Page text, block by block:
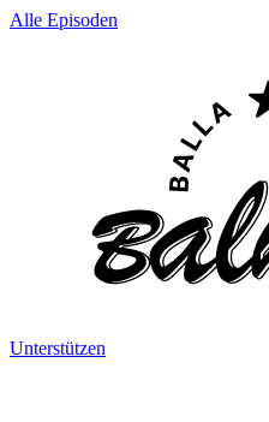
Alle Episoden
Unterstützen